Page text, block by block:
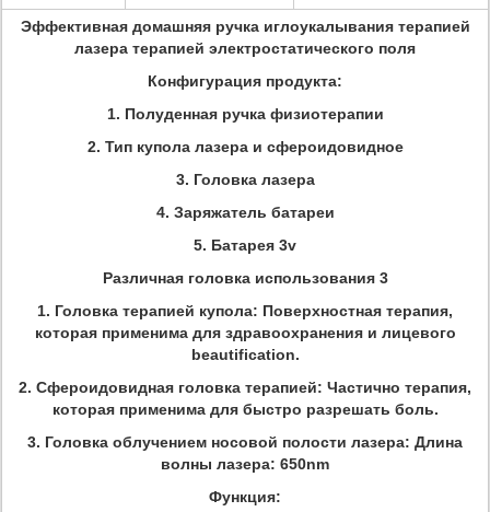
Эффективная домашняя ручка иглоукалывания терапией
лазера терапией электростатического поля
Конфигурация продукта:
1. Полуденная ручка физиотерапии
2. Тип купола лазера и сфероидовидное
3. Головка лазера
4. Заряжатель батареи
5. Батарея 3v
Различная головка использования 3
1. Головка терапией купола: Поверхностная терапия,
которая применима для здравоохранения и лицевого
beautification.
2. Сфероидовидная головка терапией: Частично терапия,
которая применима для быстро разрешать боль.
3. Головка облучением носовой полости лазера: Длина
волны лазера: 650nm
Функция: